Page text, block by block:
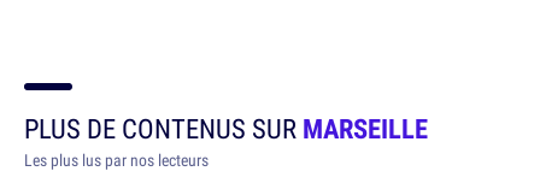
PLUS DE CONTENUS SURMARSEILLE
Les plus lus par nos lecteurs